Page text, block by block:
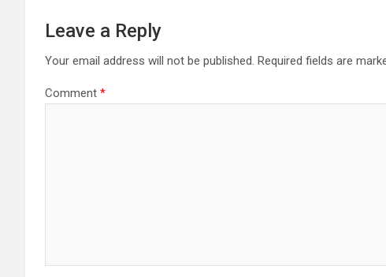
Leave a Reply
Your email address will not be published. Required fields are
Comment *